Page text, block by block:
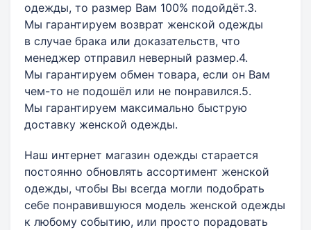
одежды, то размер Вам 100% подойдёт.3.
Мы гарантируем возврат женской одежды
в случае брака или доказательств, что
менеджер отправил неверный размер.4.
Мы гарантируем обмен товара, если он Вам
чем-то не подошёл или не понравился.5.
Мы гарантируем максимально быструю
доставку женской одежды.
Наш интернет магазин одежды старается
постоянно обновлять ассортимент женской
одежды, чтобы Вы всегда могли подобрать
себе понравившуюся модель женской одежды
к любому событию, или просто порадовать